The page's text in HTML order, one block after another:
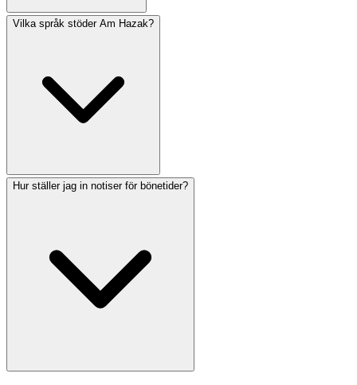
beräkningar, kalenderhändelser och notiser är
tillgängliga utan kostnad. Vi tror att judiska böneresurser
bör vara tillgängliga för alla.
Vilka språk stöder Am Hazak?
engelska översättningar och translittereringar för att
hjälpa användare som lär sig hebreiska.
Hur ställer jag in notiser för bönetider?